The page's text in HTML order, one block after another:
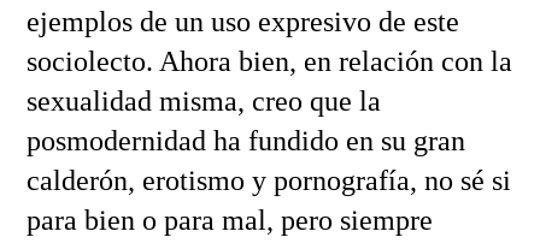
ejemplos de un uso expresivo de este
sociolecto. Ahora bien, en relación con la
sexualidad misma, creo que la
posmodernidad ha fundido en su gran
calderón, erotismo y pornografía, no sé si
para bien o para mal, pero siempre